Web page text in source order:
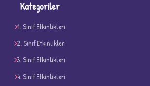
Kategoriler
1. Sınıf Etkinlikleri
2. Sınıf Etkinlikleri
3. Sınıf Etkinlikleri
4. Sınıf Etkinlikleri